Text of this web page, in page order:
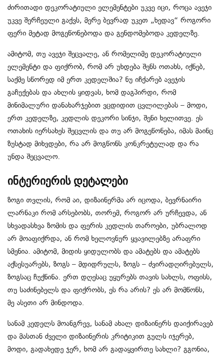
ძირითადი დეკორატიული ელემენტები უკვე იცი, როცა ავეჯი
უკვე შერჩეული გაქვს, მერე ბევრად უკეთ „ხედავ“ როგორი
ფერი მეტად მოგეწონებოდა და გენდომებოდა კედელზე.
ამიტომ, თუ ავეჯი შეცვალე, ან რომელიმე დეკორატიული
ელემენტი და ფიქრობ, რომ არ უხდება შენს ოთახს, იქნებ,
საქმე სწორედ იმ ერთ კედელშია? ნუ იჩქარებ ავეჯის
გაჩუქებას და ახლის ყიდვას, ხომ დაგპირდი, რომ
მინიმალური დანახარჯებით ვცდიდით ცვლილებას – მოდი,
ერთ კედელზე, კედლის დეკორი სინჯი, შენი ხელითვე. ეს
ოთახის იერსახეს შეცვლის და თუ არ მოგეწონება, იმას მაინც
ზუსტად მიხვდები, რა არ მოგწონს კონკრეტულად და რა
უნდა შეცვალო.
ინტერიერის დეტალები
ზოგი თვლის, რომ აი, დიზაინერმა არ იცოდა, ბევრნაირი
ლარნაკი რომ არსებობს, თორემ, როგორ არ ურჩევდა, ან
სხვადასხვა ზომის და ფერის კედლის თაროები, უბრალოდ
არ მოაფიქრდა, ან რომ ხელოვნურ ყვავილებზე არაფრი
სმენია. ამიტომ, მიდის ყიდულობს და ამატებს და ამატებს
აქსესუარებს, ზოგს – მდიდრულს, ზოგს – ძვირადღირებულს,
ზოგსაც ჩუქნინა. ერთ დღესაც უყურებს თავის სახლს, ოფისს,
თუ საძინებელს და ფიქრობს, ეს რა არის? ეს არ მომწონს,
მე ასეთი არ მინდოდა.
სანამ კედელს მოანგრევ, სანამ ახალ დიზაინერს დაიქირავებ
და მასთან ძველი დიზაინერის კრიტიკით გულს იჯერებ,
მოდი, გადახედე ჯერ, ხომ არ გადაყვირთე სახლი? გგონია,